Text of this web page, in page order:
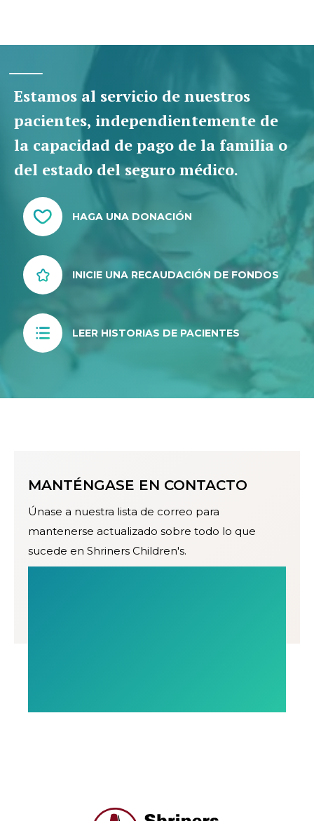
Estamos al servicio de nuestros
pacientes, independientemente de
la capacidad de pago de la familia o
del estado del seguro médico.
HAGA UNA DONACIÓN
INICIE UNA RECAUDACIÓN DE FONDOS
LEER HISTORIAS DE PACIENTES
MANTÉNGASE EN CONTACTO
Únase a nuestra lista de correo para
mantenerse actualizado sobre todo lo que
sucede en Shriners Children's.